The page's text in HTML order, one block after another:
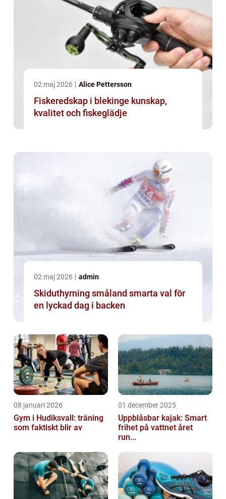
02 maj 2026 Alice Pettersson
Fiskeredskap i blekinge kunskap,
kvalitet och fiskeglädje
02 maj 2026 admin
Skiduthyrning småland smarta val för
en lyckad dag i backen
08 januari 2026
Gym i Hudiksvall: träning
som faktiskt blir av
01 december 2025
Uppblåsbar kajak: Smart
frihet på vattnet året
run...